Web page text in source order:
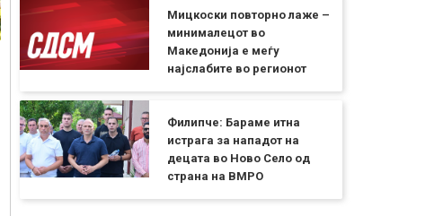
Мицкоски повторно лаже –
минималецот во
Македонија е меѓу
најслабите во регионот
Филипче: Бараме итна
истрага за нападот на
децата во Ново Село од
страна на ВМРО